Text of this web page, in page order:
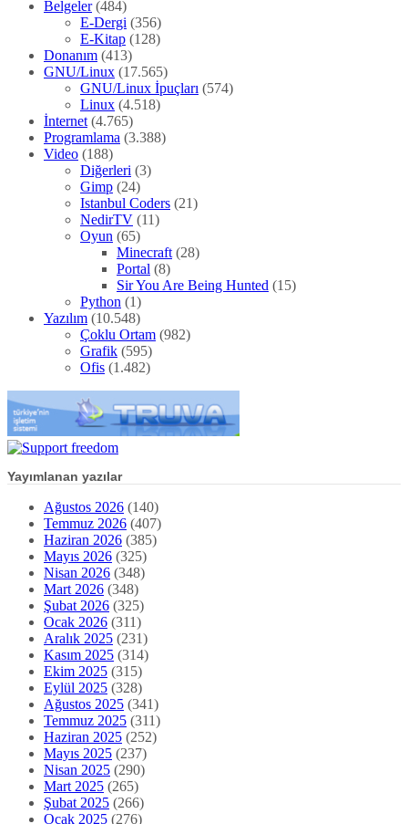
Belgeler(484)
E-Dergi (356)
E-Kitap (128)
Donanım (413)
GNU/Linux (17.565)
GNU/Linux İpuçları (574)
Linux (4.518)
İnternet (4.765)
Programlama (3.388)
Video (188)
Diğerleri (3)
Gimp (24)
Istanbul Coders (21)
NedirTV (11)
Oyun (65)
Minecraft (28)
Portal (8)
Sir You Are Being Hunted (15)
Python (1)
Yazılım (10.548)
Çoklu Ortam (982)
Grafik (595)
Ofis (1.482)
Yayımlanan yazılar
Ağustos 2026 (140)
Temmuz 2026 (407)
Haziran 2026 (385)
Mayıs 2026 (325)
Nisan 2026 (348)
Mart 2026 (348)
Şubat 2026 (325)
Ocak 2026 (311)
Aralık 2025 (231)
Kasım 2025 (314)
Ekim 2025 (315)
Eylül 2025 (328)
Ağustos 2025 (341)
Temmuz 2025 (311)
Haziran 2025 (252)
Mayıs 2025 (237)
Nisan 2025 (290)
Mart 2025 (265)
Şubat 2025 (266)
Ocak 2025 (276)